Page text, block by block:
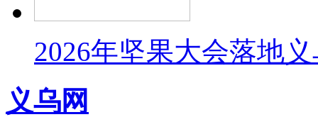
2026年坚果大会落地
义乌网